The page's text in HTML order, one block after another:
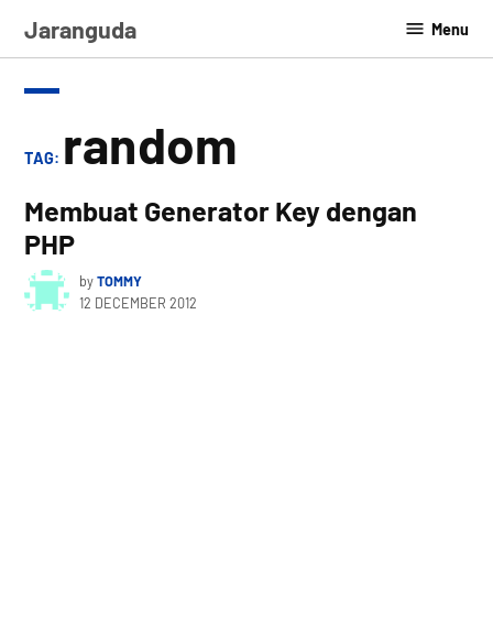
Jaranguda Menu
TAG: random
Membuat Generator Key dengan
PHP
byTOMMY
12 DECEMBER 2012